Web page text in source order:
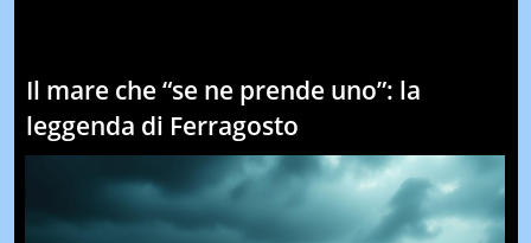
Il mare che “se ne prende uno”: la
leggenda di Ferragosto